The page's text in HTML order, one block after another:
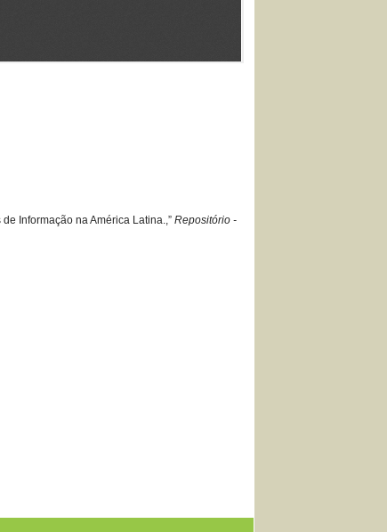
Informação na América Latina.,”Repositório -